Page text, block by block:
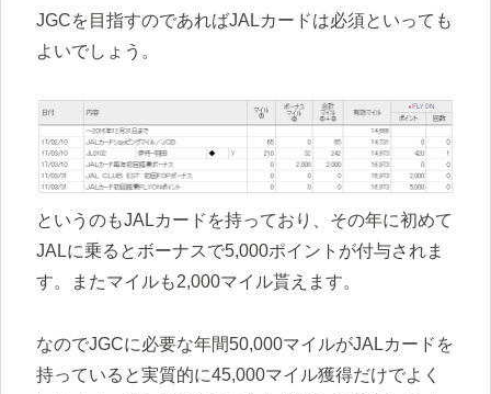
JGCを目指すのであればJALカードは必須といっても
よいでしょう。
というのもJALカードを持っており、その年に初めて
JALに乗るとボーナスで5,000ポイントが付与されま
す。またマイルも2,000マイル貰えます。
なのでJGCに必要な年間50,000マイルがJALカードを
持っていると実質的に45,000マイル獲得だけでよく